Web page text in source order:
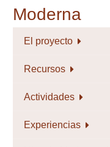
El proyecto
Recursos
Actividades
Experiencias